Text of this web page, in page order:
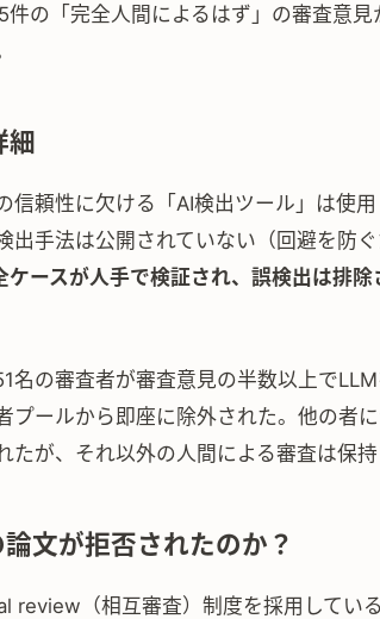
件の「完全人間によるはず」の審査意
細
信頼性に欠ける「AI検出ツール」は使
出手法は公開されていない（回避を防ぐ
ースが人手で検証され、誤検出は排除
名の審査者が審査意見の半数以上で
プールから即座に除外された。他の者
たが、それ以外の人間による審査は保持
文が拒否されたのか？
review（相互審査）制度を採用してい